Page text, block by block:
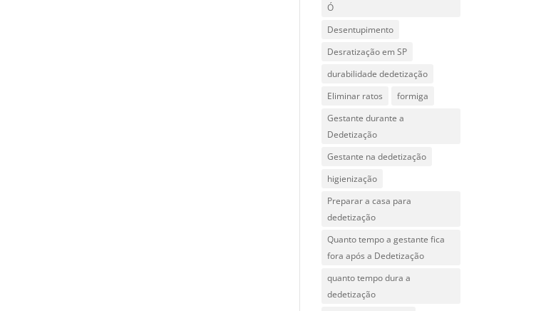
Ó
Desentupimento
Desratização em SP
durabilidade dedetização
Eliminar ratos
formiga
Gestante durante a
Dedetização
Gestante na dedetização
higienização
Preparar a casa para
dedetização
Quanto tempo a gestante fica
fora após a Dedetização
quanto tempo dura a
dedetização